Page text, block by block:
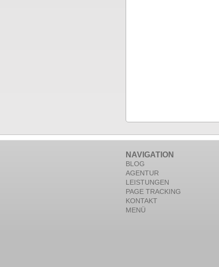
NAVIGATION
BLOG
AGENTUR
LEISTUNGEN
PAGE TRACKING
KONTAKT
MENÜ